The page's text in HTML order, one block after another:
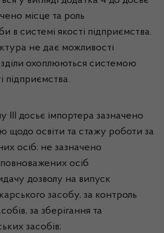
місце та роль
в системі якості підприємства.
не дає можливості
охоплюються системою
підприємства.
ІІІ досьє імпортера зазначено
щодо освіти та стажу роботи за
осіб; не зазначено
осіб
дозволу на випуск
засобу, за контроль
за зберігання та
засобів;